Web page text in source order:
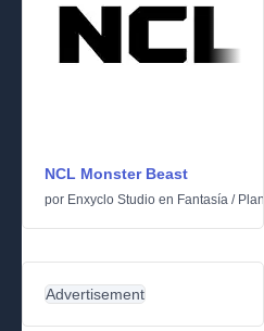
NCL Monster Beast
por Enxyclo Studio en Fantasía /
Advertisement